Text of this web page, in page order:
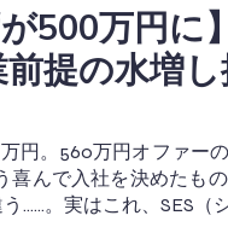
500万円に
提の水増し
円。560万円オファー
喜んで入社を決めたも
……。実はこれ、SES（